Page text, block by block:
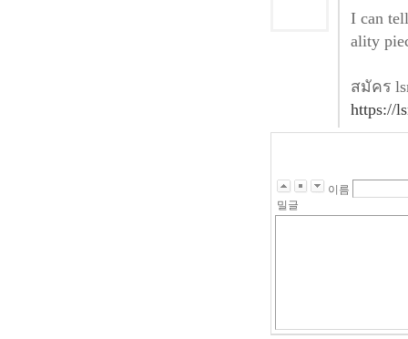
I can
ality
สมัคร
https://
이름
밀글